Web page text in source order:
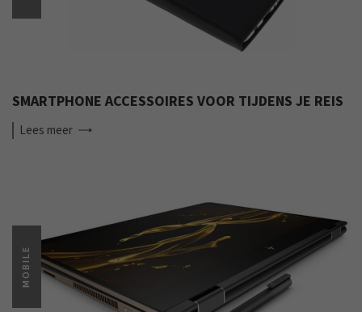
SMARTPHONE ACCESSOIRES VOOR TIJDENS JE REIS
Lees meer
MOBILE